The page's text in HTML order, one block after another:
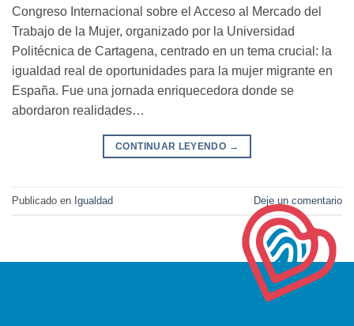
Congreso Internacional sobre el Acceso al Mercado del
Trabajo de la Mujer, organizado por la Universidad
Politécnica de Cartagena, centrado en un tema crucial: la
igualdad real de oportunidades para la mujer migrante en
España. Fue una jornada enriquecedora donde se
abordaron realidades…
CONTINUAR LEYENDO →
Publicado en Igualdad Deje un comentario